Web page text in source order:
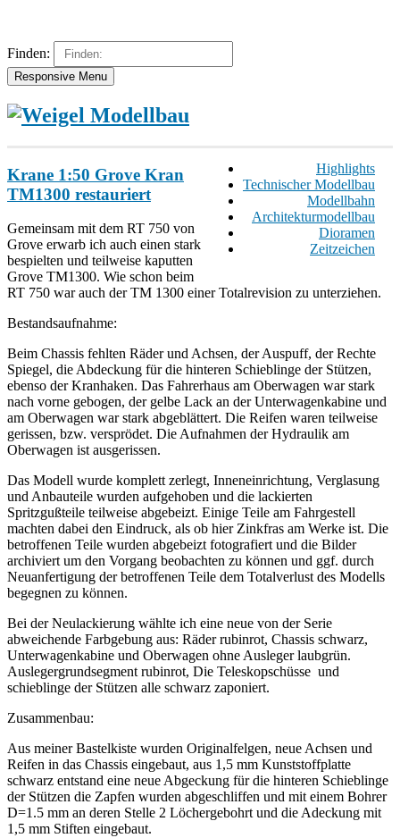
Finden:
Responsive Menu
Highlights
Technischer Modellbau
Modellbahn
Architekturmodellbau
Dioramen
Zeitzeichen
Krane 1:50 Grove Kran
TM1300 restauriert
Gemeinsam mit dem RT 750 von
Grove erwarb ich auch einen stark
bespielten und teilweise kaputten
Grove TM1300. Wie schon beim
RT 750 war auch der TM 1300 einer Totalrevision zu unterziehen.
Bestandsaufnahme:
Beim Chassis fehlten Räder und Achsen, der Auspuff, der Rechte
Spiegel, die Abdeckung für die hinteren Schieblinge der Stützen,
ebenso der Kranhaken. Das Fahrerhaus am Oberwagen war stark
nach vorne gebogen, der gelbe Lack an der Unterwagenkabine und
am Oberwagen war stark abgeblättert. Die Reifen waren teilweise
gerissen, bzw. versprödet. Die Aufnahmen der Hydraulik am
Oberwagen ist ausgerissen.
Das Modell wurde komplett zerlegt, Inneneinrichtung, Verglasung
und Anbauteile wurden aufgehoben und die lackierten
Spritzgußteile teilweise abgebeizt. Einige Teile am Fahrgestell
machten dabei den Eindruck, als ob hier Zinkfras am Werke ist. Die
betroffenen Teile wurden abgebeizt fotografiert und die Bilder
archiviert um den Vorgang beobachten zu können und ggf. durch
Neuanfertigung der betroffenen Teile dem Totalverlust des Modells
begegnen zu können.
Bei der Neulackierung wählte ich eine neue von der Serie
abweichende Farbgebung aus: Räder rubinrot, Chassis schwarz,
Unterwagenkabine und Oberwagen ohne Ausleger laubgrün.
Auslegergrundsegment rubinrot, Die Teleskopschüsse und
schieblinge der Stützen alle schwarz zaponiert.
Zusammenbau:
Aus meiner Bastelkiste wurden Originalfelgen, neue Achsen und
Reifen in das Chassis eingebaut, aus 1,5 mm Kunststoffplatte
schwarz entstand eine neue Abgeckung für die hinteren Schieblinge
der Stützen die Zapfen wurden abgeschliffen und mit einem Bohrer
D=1.5 mm an deren Stelle 2 Löchergebohrt und die Adeckung mit
1,5 mm Stiften eingebaut.